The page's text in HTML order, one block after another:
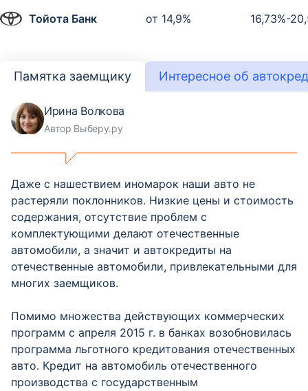
Тойота Банк от 14,9% 16,73%-
Памятка заемщику Интересное об
Ирина Волкова
Автор Выберу.ру
Даже с нашествием иномарок наши авто не
растеряли поклонников. Низкие цены и стоимость
содержания, отсутствие проблем с
комплектующими делают отечественные
автомобили, а значит и автокредиты на
отечественные автомобили, привлекательными для
многих заемщиков.
Помимо множества действующих коммерческих
программ с апреля 2015 г. в банках возобновилась
программа льготного кредитования отечественных
авто. Кредит на автомобиль отечественного
производства с государственным